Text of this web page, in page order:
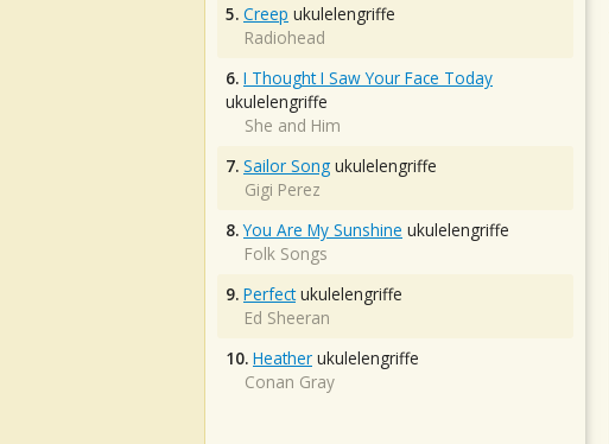
5. Creep ukulelengriffe
Radiohead
6. I Thought I Saw Your Face Today
ukulelengriffe
She and Him
7. Sailor Song ukulelengriffe
Gigi Perez
8. You Are My Sunshine ukulelengriffe
Folk Songs
9. Perfectukulelengriffe
Ed Sheeran
10. Heather ukulelengriffe
Conan Gray